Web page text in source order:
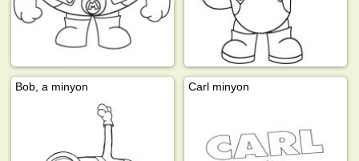
Bob, a minyon Carl minyon